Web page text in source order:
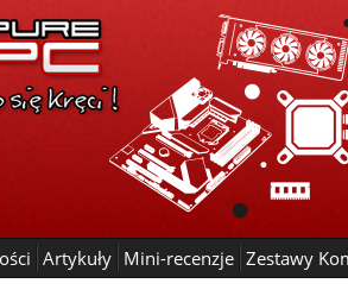
Artykuły Mini-recenzje Zestawy